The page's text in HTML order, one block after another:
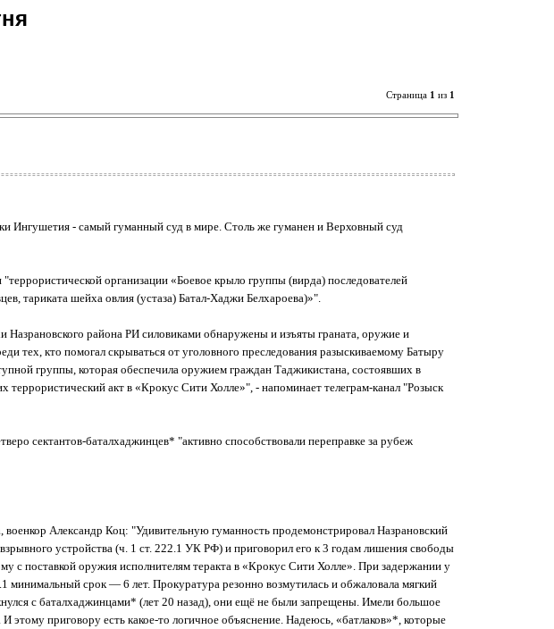
Страница 1 из 1
Ингушетия - самый гуманный суд в мире. Столь же гуманен и Верховный суд
организации «Боевое крыло группы (вирда) последователей
тариката шейха овлия (устаза) Батал-Хаджи Белхароева)»".
района РИ силовиками обнаружены и изъяты граната, оружие и
тех, кто помогал скрываться от уголовного преследования разыскиваемому Батыру
группы, которая обеспечила оружием граждан Таджикистана, состоявших в
акт в «Крокус Сити Холле»", - напоминает телеграм-канал "Розыск
сектантов-баталхаджинцев* "активно способствовали переправке за рубеж
Александр Коц: "Удивительную гуманность продемонстрировал Назрановский
устройства (ч. 1 ст. 222.1 УК РФ) и приговорил его к 3 годам лишения свободы
с поставкой оружия исполнителям теракта в «Крокус Сити Холле». При задержании у
срок — 6 лет. Прокуратура резонно возмутилась и обжаловала мягкий
с баталхаджинцами* (лет 20 назад), они ещё не были запрещены. Имели большое
этому приговору есть какое-то логичное объяснение. Надеюсь, «батлаков»*, которые